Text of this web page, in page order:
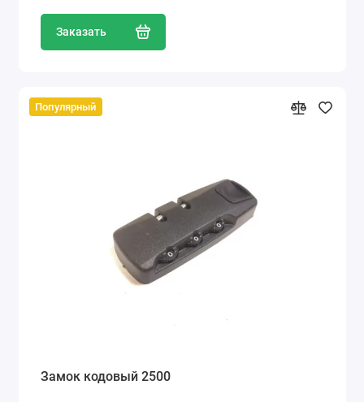
Заказать
Популярный
Замок кодовый 2500